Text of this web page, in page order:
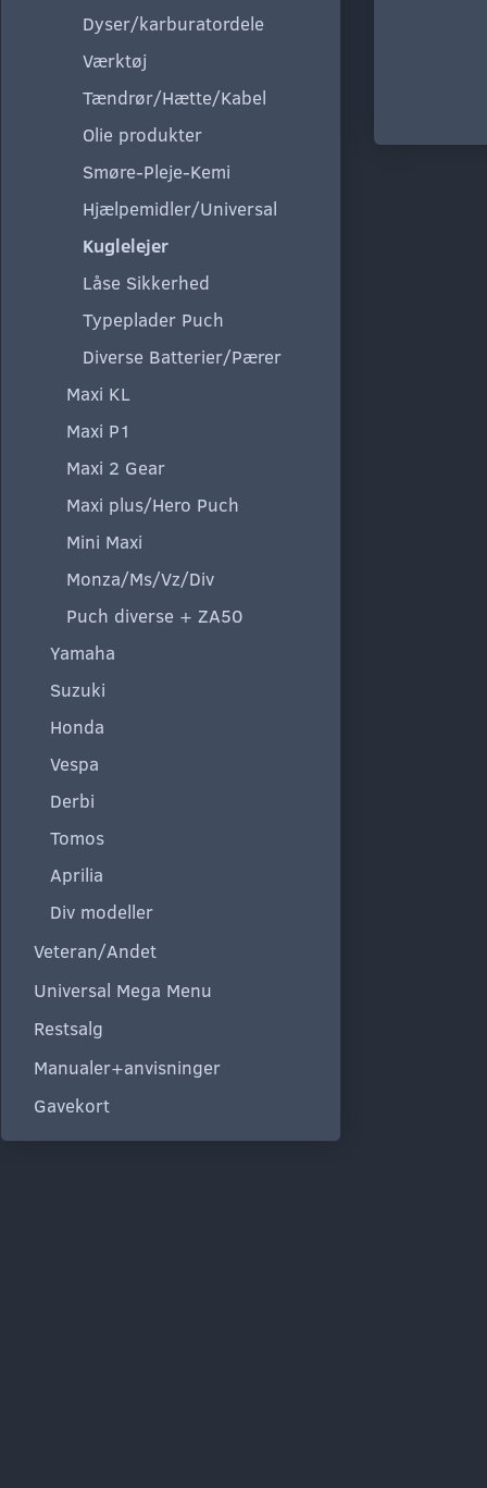
Dyser/karburatordele
Værktøj
Tændrør/Hætte/Kabel
Olie produkter
Smøre-Pleje-Kemi
Hjælpemidler/Universal
Kuglelejer
Låse Sikkerhed
Typeplader Puch
Diverse Batterier/Pærer
Maxi KL
Maxi P1
Maxi 2 Gear
Maxi plus/Hero Puch
Mini Maxi
Monza/Ms/Vz/Div
Puch diverse + ZA50
Yamaha
Suzuki
Honda
Vespa
Derbi
Tomos
Aprilia
Div modeller
Veteran/Andet
Universal Mega Menu
Restsalg
Manualer+anvisninger
Gavekort